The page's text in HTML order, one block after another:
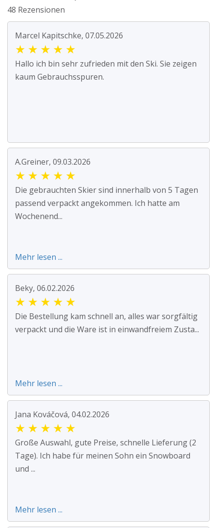
48 Rezensionen
Marcel Kapitschke, 07.05.2026
★ ★ ★ ★ ★
Hallo ich bin sehr zufrieden mit den Ski. Sie zeigen
kaum Gebrauchsspuren.
A.Greiner, 09.03.2026
★ ★ ★ ★ ★
Die gebrauchten Skier sind innerhalb von 5 Tagen
passend verpackt angekommen. Ich hatte am
Wochenend...
Mehr lesen ...
Beky, 06.02.2026
★ ★ ★ ★ ★
Die Bestellung kam schnell an, alles war sorgfältig
verpackt und die Ware ist in einwandfreiem Zusta...
Mehr lesen ...
Jana Kováčová, 04.02.2026
★ ★ ★ ★ ★
Große Auswahl, gute Preise, schnelle Lieferung (2
Tage). Ich habe für meinen Sohn ein Snowboard
und ...
Mehr lesen ...